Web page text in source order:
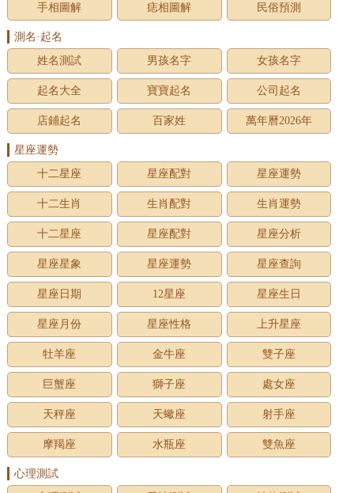
手相圖解 痣相圖解 民俗預測
測名·起名
姓名測試
男孩名字 女孩名字
起名大全 寶寶起名 公司起名
店鋪起名 百家姓 萬年曆2026年
星座運勢
十二星座
星座配對 星座運勢
十二生肖 生肖配對 生肖運勢
十二星座 星座配對 星座分析
星座星象 星座運勢 星座查詢
星座日期 12星座 星座生日
星座月份 星座性格 上升星座
牡羊座 金牛座 雙子座
巨蟹座 獅子座 處女座
天秤座 天蠍座 射手座
摩羯座 水瓶座 雙魚座
心理測試